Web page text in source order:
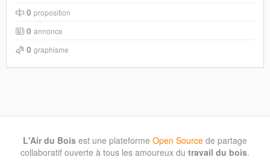
0 proposition
0 annonce
0 graphisme
L'Air du Bois est une plateforme Open Source de partage
collaboratif ouverte à tous les amoureux du travail du bois.